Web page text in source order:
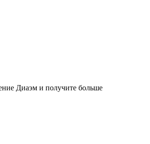
Диаэм и получите больше